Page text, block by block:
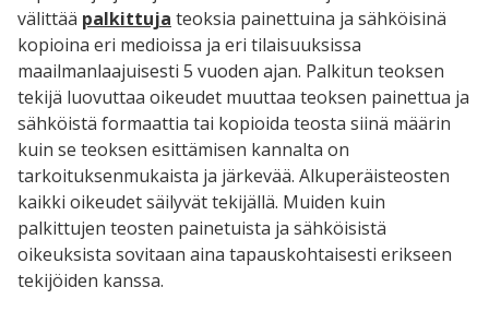
välittää palkittuja teoksia painettuina ja sähköisinä
kopioina eri medioissa ja eri tilaisuuksissa
maailmanlaajuisesti 5 vuoden ajan. Palkitun teoksen
tekijä luovuttaa oikeudet muuttaa teoksen painettua ja
sähköistä formaattia tai kopioida teosta siinä määrin
kuin se teoksen esittämisen kannalta on
tarkoituksenmukaista ja järkevää. Alkuperäisteosten
kaikki oikeudet säilyvät tekijällä. Muiden kuin
palkittujen teosten painetuista ja sähköisistä
oikeuksista sovitaan aina tapauskohtaisesti erikseen
tekijöiden kanssa.